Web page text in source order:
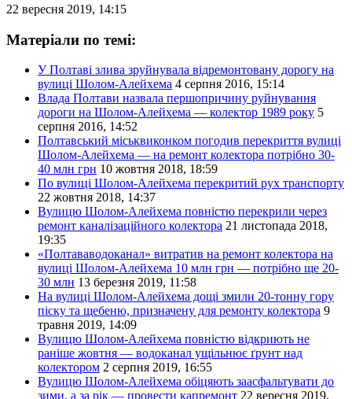
22 вересня 2019, 14:15
Матеріали по темі:
У Полтаві злива зруйнувала відремонтовану дорогу на
вулиці Шолом-Алейхема 4 серпня 2016, 15:14
Влада Полтави назвала першопричину руйнування
дороги на Шолом-Алейхема — колектор 1989 року 5
серпня 2016, 14:52
Полтавський міськвиконком погодив перекриття вулиці
Шолом-Алейхема — на ремонт колектора потрібно 30-
40 млн грн 10 жовтня 2018, 18:59
По вулиці Шолом-Алейхема перекритий рух транспорту
22 жовтня 2018, 14:37
Вулицю Шолом-Алейхема повністю перекрили через
ремонт каналізаційного колектора 21 листопада 2018,
19:35
«Полтававодоканал» витратив на ремонт колектора на
вулиці Шолом-Алейхема 10 млн грн — потрібно ще 20-
30 млн 13 березня 2019, 11:58
На вулиці Шолом-Алейхема дощі змили 20-тонну гору
піску та щебеню, призначену для ремонту колектора 9
травня 2019, 14:09
Вулицю Шолом-Алейхема повністю відкриють не
раніше жовтня — водоканал ущільнює ґрунт над
колектором 2 серпня 2019, 16:55
Вулицю Шолом-Алейхема обіцяють заасфальтувати до
зими, а за рік — провести капремонт 22 вересня 2019,